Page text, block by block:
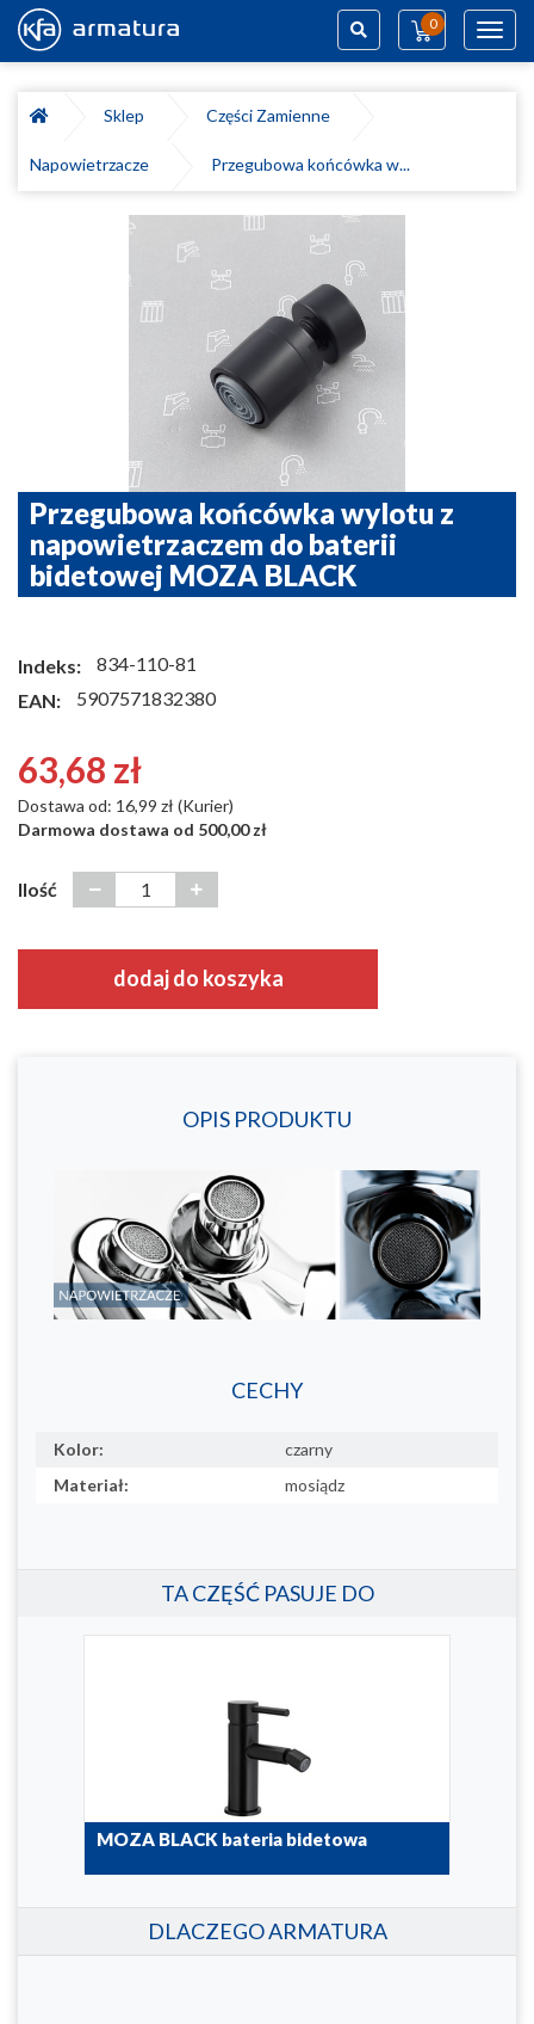
0
Sklep
Części Zamienne
Napowietrzacze Przegubowa końcówka w...
Przegubowa końcówka wylotu z
napowietrzaczem do baterii
bidetowej MOZA BLACK
Indeks:
834-110-81
EAN:
5907571832380
63,68 zł
Dostawa od: 16,99 zł (Kurier)
Darmowa dostawa od 500,00 zł
Ilość
dodaj do koszyka
OPIS PRODUKTU
CECHY
Kolor:
czarny
Materiał:
mosiądz
TA CZĘŚĆ PASUJE DO
MOZA BLACK bateria bidetowa
DLACZEGO ARMATURA